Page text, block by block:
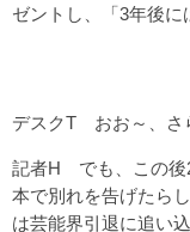
ゼントし、「3年後に
デスクT おお～、さ
記者H でも、この後
本で別れを告げたら
は芸能界引退に追い